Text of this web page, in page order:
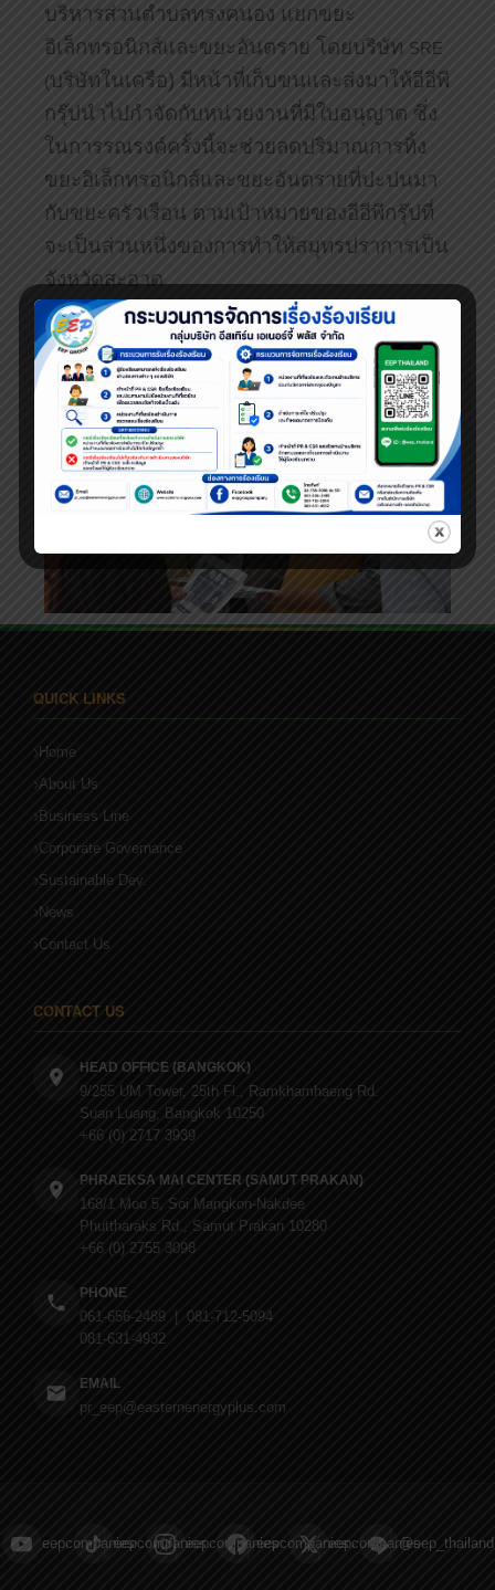
บริหารส่วนตำบลทรงคนอง แยกขยะ
อิเล็กทรอนิกส์และขยะอันตราย โดยบริษัท SRE
(บริษัทในเครือ) มีหน้าที่เก็บขนและส่งมาให้อีอีพี
กรุ๊ปนำไปกำจัดกับหน่วยงานที่มีใบอนุญาต ซึ่ง
ในการรณรงค์ครั้งนี้จะช่วยลดปริมาณการทิ้ง
ขยะอิเล็กทรอนิกส์และขยะอันตรายที่ปะปนมา
กับขยะครัวเรือน ตามเป้าหมายของอีอีพีกรุ๊ปที่
จะเป็นส่วนหนึ่งของการทำให้สมุทรปราการเป็น
จังหวัดสะอาด
QUICK LINKS
Home
About Us
Business Line
Corporate Governance
Sustainable Dev.
News
Contact Us
CONTACT US
HEAD OFFICE (BANGKOK)
9/255 UM Tower, 25th Fl., Ramkhamhaeng Rd.
Suan Luang, Bangkok 10250
+66 (0) 2717 3939
PHRAEKSA MAI CENTER (SAMUT PRAKAN)
168/1 Moo 5, Soi Mangkon-Nakdee
Phuttharaks Rd., Samut Prakan 10280
+66 (0) 2755 3098
PHONE
061-656-2489 | 081-712-5094
081-631-4932
EMAIL
pr_eep@easternenergyplus.com
eepcompanieseepcompanieseepcompanieseepcompanieseepcompanies@eep_thailand